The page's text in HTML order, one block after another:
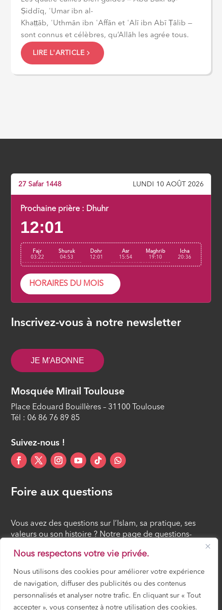
Nous respectons votre vie privée.
Nous utilisons des cookies pour améliorer votre expérience
de navigation, diffuser des publicités ou des contenus
personnalisés et analyser notre trafic. En cliquant sur « Tout
accepter », vous consentez à notre utilisation des cookies.
Ṣiddīq, ʿUmar ibn al-
Khaṭṭāb, ʿUthmān ibn ʿAffān et ʿAlī ibn Abī Ṭālib —
sont connus et célèbres, qu’Allāh les agrée tous.
LIRE L'ARTICLE
27 Safar 1448 LUNDI 10 AOÛT 2026
Prochaine prière : Dhuhr
12:01
Fajr
03:22
Shuruk
04:53
Dohr
12:01
Asr
15:54
Maghrib
19:10
Icha
20:36
HORAIRES DU MOIS
Inscrivez-vous à notre newsletter
JE M'ABONNE
Mosquée Mirail Toulouse
Place Edouard Bouillères – 31100 Toulouse
Tél : 06 86 76 89 85
Suivez-nous !
Foire aux questions
Vous avez des questions sur l’Islam, sa pratique, ses
valeurs ou son histoire ? Notre page de questions-
réponses rassemble des réponses claires et accessibles
à tous, croyants ou simples curieux.
FOIRE AUX QUESTIONS